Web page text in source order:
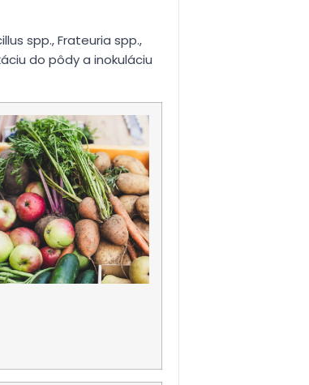
spp., Frateuria spp.,
do pôdy a inokuláciu